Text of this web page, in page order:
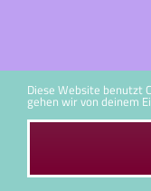
Diese Website benutzt
gehen wir von deinem